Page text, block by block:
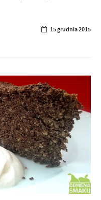
15 grudnia 2015